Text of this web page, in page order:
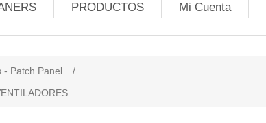
PRODUCTOS Mi Cuenta
- Patch Panel
/